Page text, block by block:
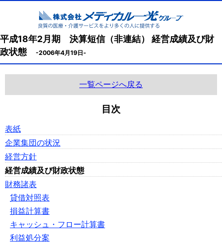
平成18年2月期 決算短信（非連結） 経営成績及び財
政状態
-2006年4月19日-
一覧ページへ戻る
目次
表紙
企業集団の状況
経営方針
経営成績及び財政状態
財務諸表
貸借対照表
損益計算書
キャッシュ・フロー計算書
利益処分案